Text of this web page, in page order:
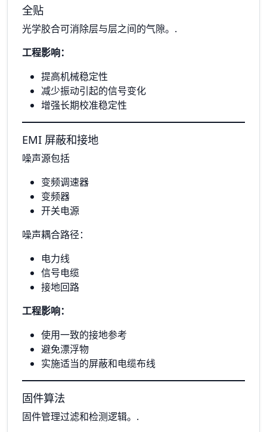
全贴
光学胶合可消除层与层之间的气隙。.
工程影响：
提高机械稳定性
减少振动引起的信号变化
增强长期校准稳定性
EMI 屏蔽和接地
噪声源包括
变频调速器
变频器
开关电源
噪声耦合路径：
电力线
信号电缆
接地回路
工程影响：
使用一致的接地参考
避免漂浮物
实施适当的屏蔽和电缆布线
固件算法
固件管理过滤和检测逻辑。.